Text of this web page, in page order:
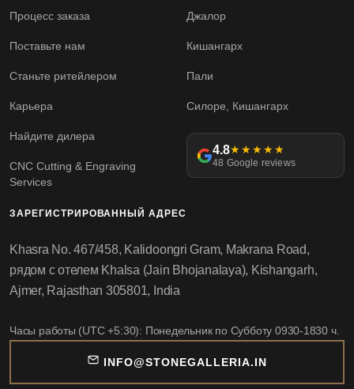
Процесс заказа
Поставьте нам
Станьте ритейлером
Карьера
Найдите дилера
CNC Cutting & Engraving
Services
Джалор
Кишангарх
Пали
Силоре, Кишангарх
4.8★★★★★
48 Google reviews
ЗАРЕГИСТРИРОВАННЫЙ АДРЕС
Khasra No. 467/458, Kalidoongri Gram, Makrana Road,
рядом с отелем Khalsa (Jain Bhojanalaya), Kishangarh,
Ajmer, Rajasthan 305801, India
Часы работы (UTC +5:30): Понедельник по Субботу 0930-1830 ч.
INFO@STONEGALLERIA.IN